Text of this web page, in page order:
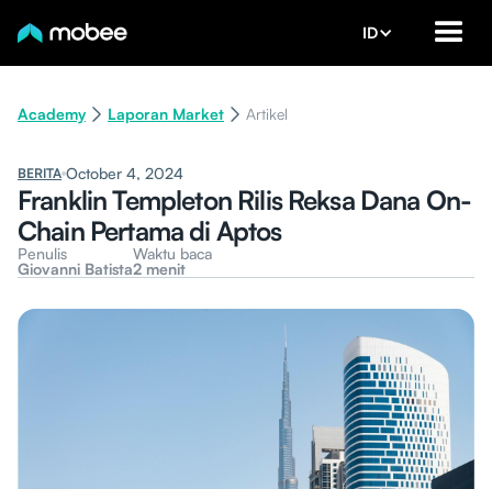
ID
Academy Laporan Market Artikel
BERITA October 4, 2024
Franklin Templeton Rilis Reksa Dana On-
Chain Pertama di Aptos
Penulis
Giovanni Batista
Waktu baca
2 menit